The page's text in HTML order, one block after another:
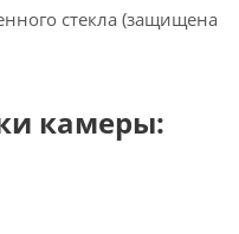
стекла (защищена
камеры: